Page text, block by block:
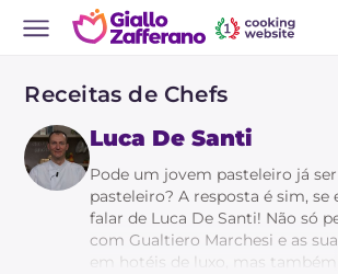
Receitas de Chefs
Luca De Santi
Pode um jovem pasteleiro já
pasteleiro? A resposta é sim, se
falar de Luca De Santi! Não só
com Gualtiero Marchesi e as
em hotéis de luxo, mas